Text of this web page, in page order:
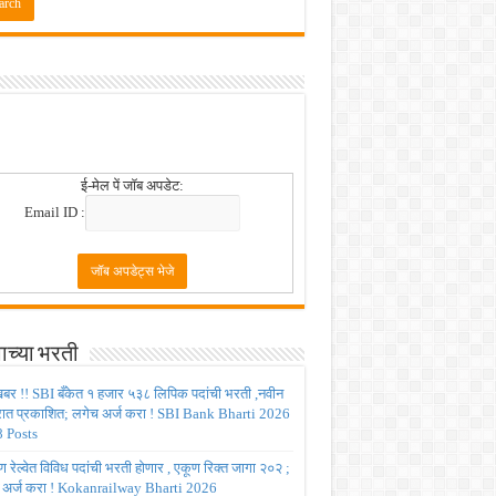
ई-मेल पें जॉब अपडेट:
Email ID :
भरती
!! SBI बँकेत १ हजार ५३८ लिपिक पदांची भरती ,नवीन
प्रकाशित; लगेच अर्ज करा ! SBI Bank Bharti 2026
Posts
विविध पदांची भरती होणार , एकूण रिक्त जागा २०२ ;
करा ! Kokanrailway Bharti 2026